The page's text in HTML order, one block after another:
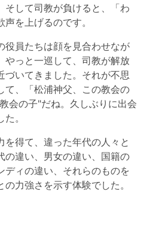
そして司教が負けると、「わ
を上げるのです。
員たちは顔を見合わせなが
やっと一巡して、司教が解放
づいてきました。それが不思
て、「松浦神父、この教会の
会の子"だね。久しぶりに出会
。
得て、違った年代の人々と
の違い、男女の違い、国籍の
ディの違い、それらのものを
力強さを示す体験でした。